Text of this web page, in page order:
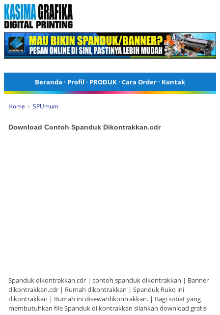
Beranda · Profil · PRODUK· Cara Order· Kontak
Home › SPUmum
Download Contoh Spanduk Dikontrakkan.cdr
Spanduk dikontrakkan.cdr | contoh spanduk dikontrakkan | Banner
dikontrakkan.cdr | Rumah dikontrakkan | Spanduk Ruko ini
dikontrakkan | Rumah ini disewa/dikontrakkan. | Bagi sobat yang
membutuhkan file Spanduk di kontrakkan silahkan download gratis